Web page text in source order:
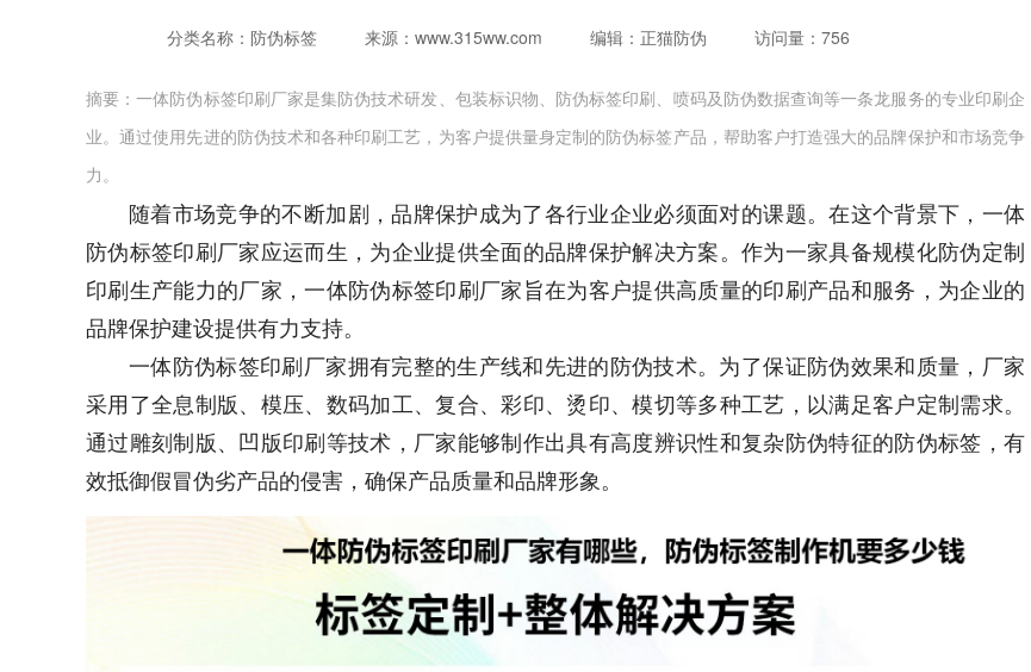
分类名称：防伪标签 来源：www.315ww.com 编辑：正猫防伪 访问量： 756
摘要：一体防伪标签印刷厂家是集防伪技术研发、包装标识物、防伪标签印刷、喷码及防伪数据查询等一条龙服务的专业印刷企
业。通过使用先进的防伪技术和各种印刷工艺，为客户提供量身定制的防伪标签产品，帮助客户打造强大的品牌保护和市场竞争
力。
随着市场竞争的不断加剧，品牌保护成为了各行业企业必须面对的课题。在这个背景下，一体
防伪标签印刷厂家应运而生，为企业提供全面的品牌保护解决方案。作为一家具备规模化防伪定制
印刷生产能力的厂家，一体防伪标签印刷厂家旨在为客户提供高质量的印刷产品和服务，为企业的
品牌保护建设提供有力支持。
一体防伪标签印刷厂家拥有完整的生产线和先进的防伪技术。为了保证防伪效果和质量，厂家
采用了全息制版、模压、数码加工、复合、彩印、烫印、模切等多种工艺，以满足客户定制需求。
通过雕刻制版、凹版印刷等技术，厂家能够制作出具有高度辨识性和复杂防伪特征的防伪标签，有
效抵御假冒伪劣产品的侵害，确保产品质量和品牌形象。